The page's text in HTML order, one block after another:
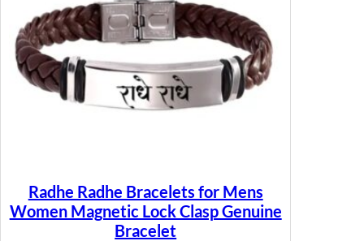
Radhe Radhe Bracelets for Mens
Women Magnetic Lock Clasp Genuine
Bracelet